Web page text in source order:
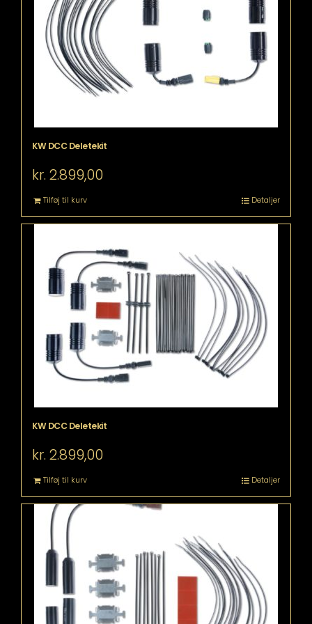
KW DCC Deletekit
kr. 2.899,00
Tilføj til kurv Detaljer
KW DCC Deletekit
kr. 2.899,00
Tilføj til kurv Detaljer